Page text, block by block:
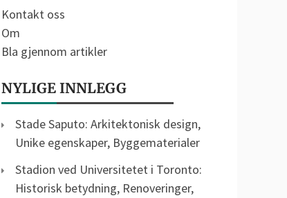
Kontakt oss
Om
Bla gjennom artikler
NYLIGE INNLEGG
Stade Saputo: Arkitektonisk design,
Unike egenskaper, Byggematerialer
Stadion ved Universitetet i Toronto:
Historisk betydning, Renoveringer,